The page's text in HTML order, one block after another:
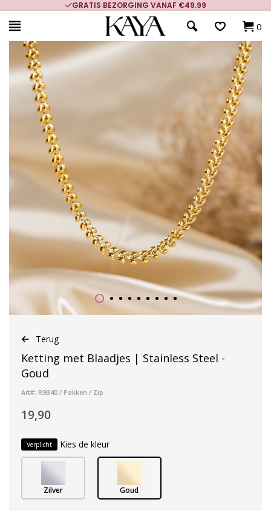
GRATIS BEZORGING VANAF €49.99
0
Terug
Ketting met Blaadjes | Stainless Steel -
Goud
Art#: R9B40 / Pakken / Zip
19,90
Verplicht Kies de kleur
Zilver Goud